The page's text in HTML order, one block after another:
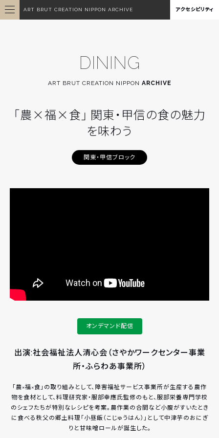
ART BRUT CREATION NIPPON ARCHIVE アクセシビリティ
DINING
ART BRUT CREATION NIPPON ARCHIVE
「農×福×食」 関東・甲信の食の魅力
を味わう
関東・甲信ブロック
オンデマンド配信
出演:社会福祉法人清心会（さやかワークセンター事業
所・ふらわあ事業所）
「農×福×食」の取り組みとして、障害福祉サービス事業所が生産する農作
物を食材として、料理研究家・服部幸應氏監修のもと、服部栄養専門学校
のシェフたちが特別なレシピを考案。農作業の合間など小腹がすいたとき
に食べる秩父の郷土料理「小昼飯（こじゅうはん）」として中津芋のおにぎ
りと甘味噌ロールが誕生した。